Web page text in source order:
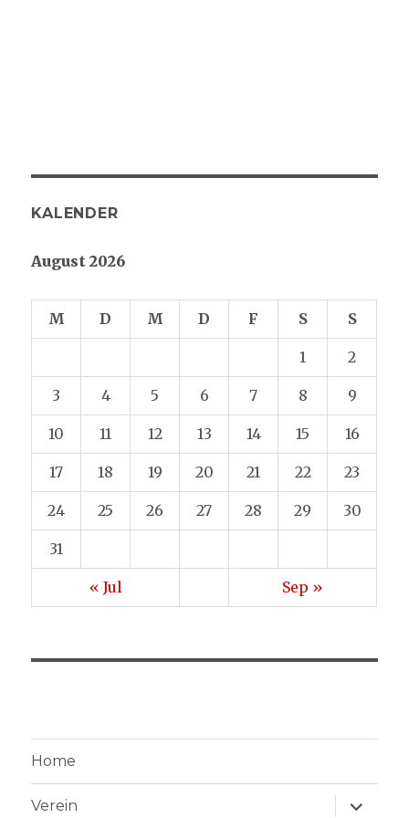
KALENDER
August 2026
M D M D F S S
1 2
3 4 5 6 7 8 9
10 11 12 13 14 15 16
17 18 19 20 21 22 23
24 25 26 27 28 29 30
31
« Jul Sep »
Home
Verein